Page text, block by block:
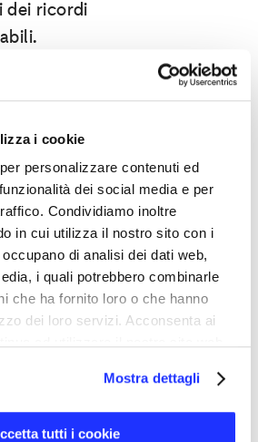
i cookie
personalizzare contenuti ed
dei social media e per
Condividiamo inoltre
in cui utilizza il nostro sito con i
di analisi dei dati web,
i quali potrebbero combinarle
che ha fornito loro o che hanno
dei loro servizi. Acconsenta ai
Mostra dettagli
tutti i cookie
dei ricordi
di questo starter
progettato per
unica,
e stile. E la
è che non dovete
godervi l’estate,
sono disponibili in
Maikii.com.